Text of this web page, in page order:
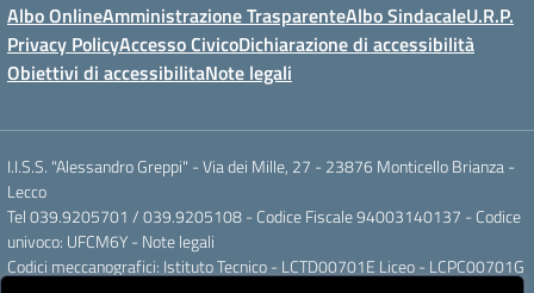
Albo OnlineAmministrazione TrasparenteAlbo SindacaleU.R.P.
Privacy PolicyAccesso CivicoDichiarazione di accessibilità
Obiettivi di accessibilitaNote legali
I.I.S.S. "Alessandro Greppi" - Via dei Mille, 27 - 23876 Monticello Brianza -
Lecco
Tel 039.9205701 / 039.9205108 - Codice Fiscale 94003140137 - Codice
univoco: UFCM6Y - Note legali
Codici meccanografici: Istituto Tecnico - LCTD00701E Liceo - LCPC00701G